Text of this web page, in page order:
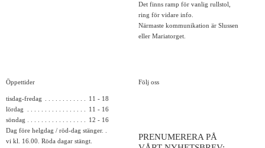
Det finns ramp för vanlig rullstol,
ring för vidare info.
Närmaste kommunikation är Slussen
eller Mariatorget.
Öppettider
tisdag-fredag
11 - 18
lördag
11 - 16
söndag
12 - 16
Dag före helgdag / röd-dag stänger
vi kl. 16.00. Röda dagar stängt.
Följ oss
PRENUMERERA PÅ